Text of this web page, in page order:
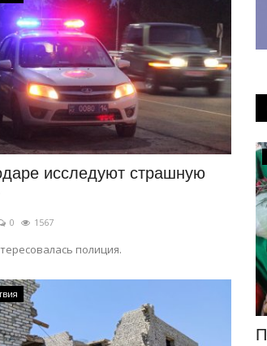
исследуют страшную
0 1567
полиция.
из-за ретро-фестиваля